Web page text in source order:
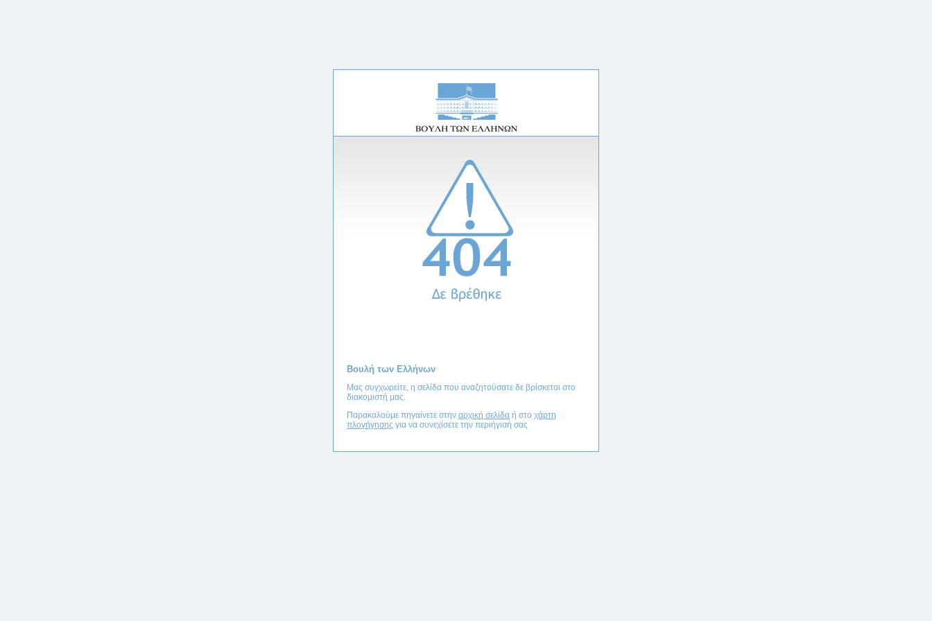
Βουλή των Ελλήνων
Μας συγχωρείτε, η σελίδα που αναζητούσατε δε βρίσκεται στο
διακομιστή μας.
Παρακαλούμε πηγαίνετε στην αρχική σελίδα ή στο χάρτη
πλογήγησης για να συνεχίσετε την περιήγισή σας